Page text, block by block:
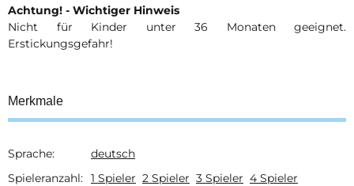
Achtung! - Wichtiger Hinweis
Nicht für Kinder unter 36 Monaten geeignet.
Erstickungsgefahr!
Merkmale
Produkteigenschaft
Wert
Sprache:
deutsch
Spieleranzahl: 1 Spieler 2 Spieler 3 Spieler 4 Spieler